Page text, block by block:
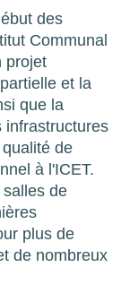
des
Communal
projet
et la
que la
infrastructures
de
à l'ICET.
de
plus de
de nombreux